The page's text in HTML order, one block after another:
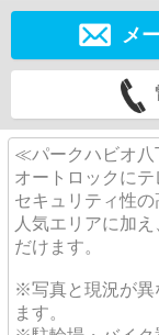
メ
≪パークハビオ
オートロックにテ
セキュリティ性の
人気エリアに加
だけます。
※写真と現況が異
ます。